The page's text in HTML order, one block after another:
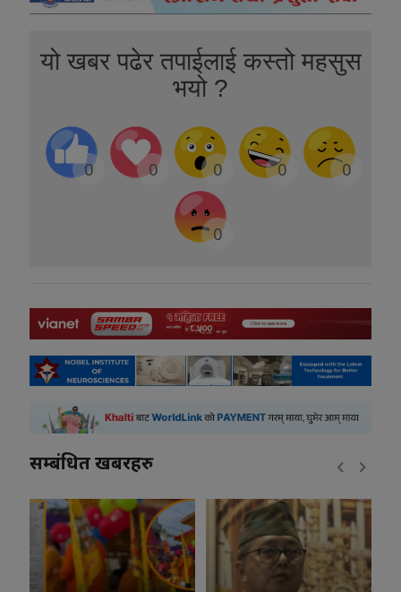
यो खबर पढेर तपाईलाई कस्तो महसुस
भयो ?
0 0 0 0 0
0
सम्बंधित खबरहरु